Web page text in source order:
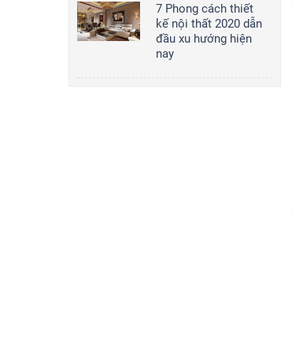
7 Phong cách thiết
kế nội thất 2020 dẫn
đầu xu hướng hiện
nay